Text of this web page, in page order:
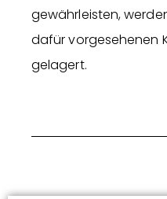
gewährleisten,
dafür vorgesehenen
gelagert.